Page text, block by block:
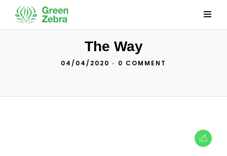
The Way
04/04/2020 • 0 COMMENT